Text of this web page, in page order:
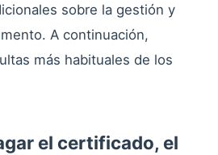
sobre la gestión y
A continuación,
más habituales de los
el certificado, el